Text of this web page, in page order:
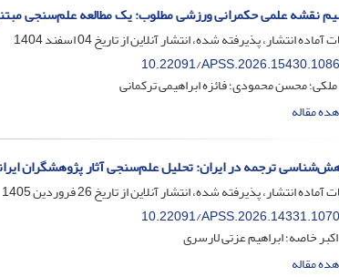
نقشه علمی حکمرانی ورزشی مطلوب: یک مطالعه علم‌سنجی مبتنی بر
آماده انتشار، پذیرفته شده، انتشار آنلاین از تاریخ04 اسفند 1404
10.22091/APSS.2026.15430.1086
محسن محمودی؛ فائزه ابراهیمی ترکمانی
مقاله
ترجمه در ایران: تحلیل علم‌سنجی آثار پژوهشگران
آماده انتشار، پذیرفته شده، انتشار آنلاین از تاریخ26 فروردین 1405
10.22091/APSS.2026.14331.1070
خاصه؛ ابراهیم عزتی لارسری
مقاله